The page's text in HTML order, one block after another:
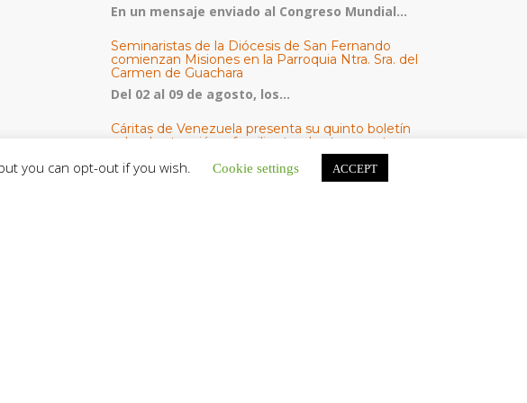
En un mensaje enviado al Congreso Mundial...
Seminaristas de la Diócesis de San Fernando
comienzan Misiones en la Parroquia Ntra. Sra. del
Carmen de Guachara
Del 02 al 09 de agosto, los...
Cáritas de Venezuela presenta su quinto boletín
sobre la atención a familias tras los terremotos
Cáritas de Venezuela publicó este martes 4...
you can opt-out if you wish. Cookie settings ACCEPT